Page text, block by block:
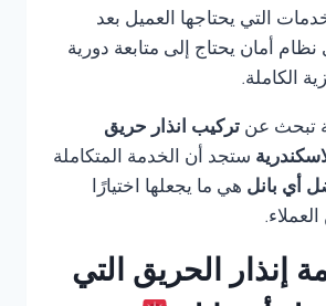
التي يحتاجها العميل بعد
نظام أمان يحتاج إلى متابعة دورية
الكاملة.
تبحث عن تركيب انذار حريق
ستجد أن الخدمة المتكاملة
أي بانل هي ما يجعلها اختيارًا
إنذار الحريق التي